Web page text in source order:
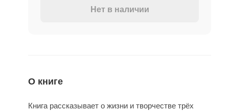
Нет в наличии
О книге
Книга рассказывает о жизни и творчестве трёх